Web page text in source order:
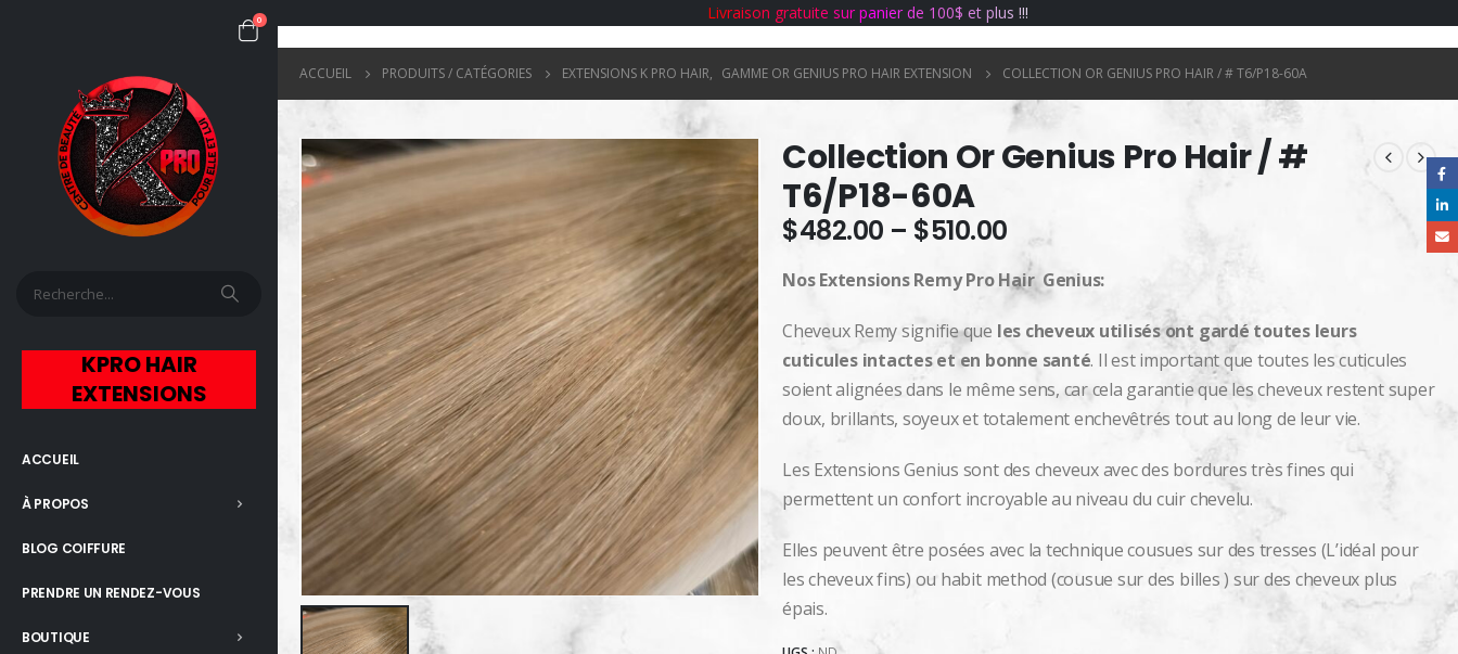
0
KPRO HAIR
EXTENSIONS
ACCUEIL
À PROPOS
BLOG COIFFURE
PRENDRE UN RENDEZ-VOUS
BOUTIQUE
Livraison gratuite sur panier de 100$ et plus !!!
ACCUEIL PRODUITS / CATÉGORIES EXTENSIONS K PRO HAIR, GAMME OR GENIUS PRO HAIR EXTENSION COLLECTION OR GENIUS PRO HAIR / # T6/P18-60A
Collection Or Genius Pro Hair / #
T6/P18-60A
$482.00 – $510.00
Nos Extensions Remy Pro Hair Genius:
Cheveux Remy signifie que les cheveux utilisés ont gardé toutes leurs
cuticules intactes et en bonne santé. Il est important que toutes les cuticules
soient alignées dans le même sens, car cela garantie que les cheveux restent super
doux, brillants, soyeux et totalement enchevêtrés tout au long de leur vie.
Les Extensions Genius sont des cheveux avec des bordures très fines qui
permettent un confort incroyable au niveau du cuir chevelu.
Elles peuvent être posées avec la technique cousues sur des tresses (L’idéal pour
les cheveux fins) ou habit method (cousue sur des billes ) sur des cheveux plus
épais.